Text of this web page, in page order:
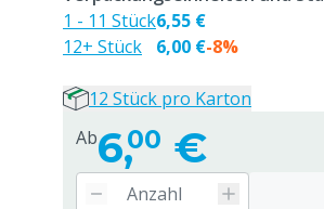
Ab6,00 €
1 - 11 Stück
12+ Stück
6,55 €
6,00 €-8%
12 Stück pro Karton